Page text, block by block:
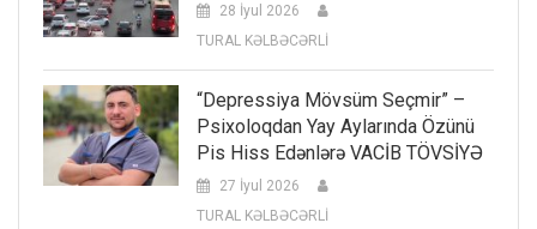
28 İyul 2026
TURAL KƏLBƏCƏRLİ
“Depressiya Mövsüm Seçmir” –
Psixoloqdan Yay Aylarında Özünü
Pis Hiss Edənlərə VACİB TÖVSİYƏ
27 İyul 2026
TURAL KƏLBƏCƏRLİ